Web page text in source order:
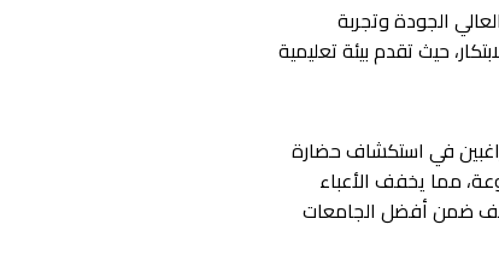
الجودة وتجربة
حيث تقدم بيئة تعليمية
في استكشاف حضارة
مما يخفف الأعباء
ضمن أفضل الجامعات